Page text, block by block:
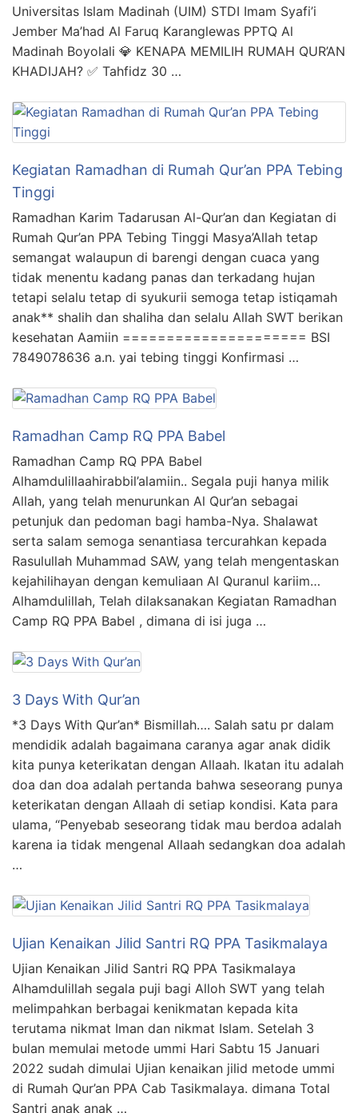
Universitas Islam Madinah (UIM) STDI Imam Syafi’i
Jember Ma’had Al Faruq Karanglewas PPTQ Al
Madinah Boyolali 💎 KENAPA MEMILIH RUMAH QUR’AN
KHADIJAH? ✅ Tahfidz 30 …
Kegiatan Ramadhan di Rumah Qur’an PPA Tebing
Tinggi
Ramadhan Karim Tadarusan Al-Qur’an dan Kegiatan di
Rumah Qur’an PPA Tebing Tinggi Masya’Allah tetap
semangat walaupun di barengi dengan cuaca yang
tidak menentu kadang panas dan terkadang hujan
tetapi selalu tetap di syukurii semoga tetap istiqamah
anak** shalih dan shaliha dan selalu Allah SWT berikan
kesehatan Aamiin ===================== BSI
7849078636 a.n. yai tebing tinggi Konfirmasi …
Ramadhan Camp RQ PPA Babel
Ramadhan Camp RQ PPA Babel
Alhamdulillaahirabbil’alamiin.. Segala puji hanya milik
Allah, yang telah menurunkan Al Qur’an sebagai
petunjuk dan pedoman bagi hamba-Nya. Shalawat
serta salam semoga senantiasa tercurahkan kepada
Rasulullah Muhammad SAW, yang telah mengentaskan
kejahilihayan dengan kemuliaan Al Quranul kariim…
Alhamdulillah, Telah dilaksanakan Kegiatan Ramadhan
Camp RQ PPA Babel , dimana di isi juga …
3 Days With Qur’an
*3 Days With Qur’an* Bismillah…. Salah satu pr dalam
mendidik adalah bagaimana caranya agar anak didik
kita punya keterikatan dengan Allaah. Ikatan itu adalah
doa dan doa adalah pertanda bahwa seseorang punya
keterikatan dengan Allaah di setiap kondisi. Kata para
ulama, “Penyebab seseorang tidak mau berdoa adalah
karena ia tidak mengenal Allaah sedangkan doa adalah
…
Ujian Kenaikan Jilid Santri RQ PPA Tasikmalaya
Ujian Kenaikan Jilid Santri RQ PPA Tasikmalaya
Alhamdulillah segala puji bagi Alloh SWT yang telah
melimpahkan berbagai kenikmatan kepada kita
terutama nikmat Iman dan nikmat Islam. Setelah 3
bulan memulai metode ummi Hari Sabtu 15 Januari
2022 sudah dimulai Ujian kenaikan jilid metode ummi
di Rumah Qur’an PPA Cab Tasikmalaya. dimana Total
Santri anak anak …